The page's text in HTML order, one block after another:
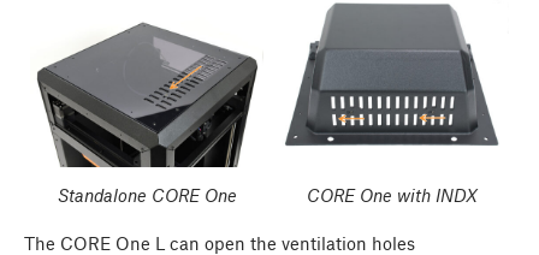
Standalone CORE One CORE One with INDX
The CORE One L can open the ventilation holes